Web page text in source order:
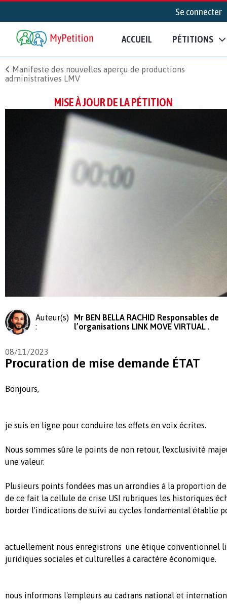
Se connecter
ACCUEIL PÉTITIONS
Manifeste des nouvelles aperçu de productions
administratives LMV
MISE À JOUR DE LA PÉTITION
Auteur(s)
:
Mr BEN BELLA RACHID Responsables de
l’organisations LINK MOVE VIRTUAL .
08/11/2023
Procuration de mise demande ÉTAT
Bonjours,
je suis en ligne pour conduire les effets en voix écrites.
Nous sommes sûre le points de non retour, l'exclusivité
une valeur.
Plusieurs points fondées mas un arrondies à la proportion
de ce fait la cellule de crise USI rubriques les historiques
border l'indications de suivi au cycles fondamental établie
actuellement nous enregistrons une étique conventionnel
juridiques sociales et culturelles à caractère économique.
nous informons l'empleurs au cadrans national et